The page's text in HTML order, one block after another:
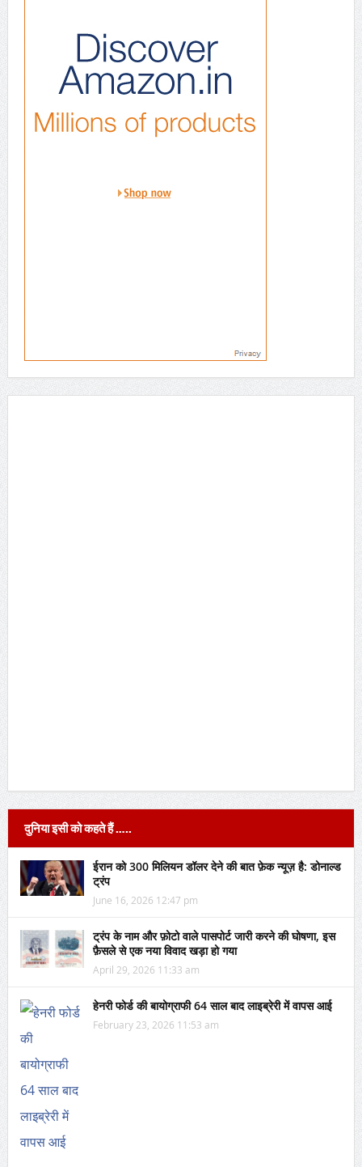
दुनिया इसी को कहते हैं …..
ईरान को 300 मिलियन डॉलर देने की बात फ़ेक न्यूज़ है: डोनाल्ड
ट्रंप
June 16, 2026 12:47 pm
ट्रंप के नाम और फ़ोटो वाले पासपोर्ट जारी करने की घोषणा, इस
फ़ैसले से एक नया विवाद खड़ा हो गया
April 29, 2026 11:33 am
हेनरी फोर्ड की बायोग्राफी 64 साल बाद लाइब्रेरी में वापस आई
February 23, 2026 11:53 am